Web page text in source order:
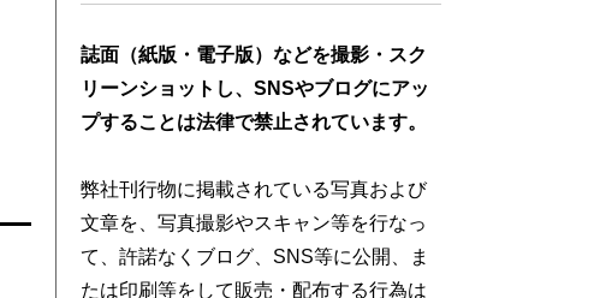
誌面（紙版・電子版）などを撮影・スク
リーンショットし、SNSやブログにアッ
プすることは法律で禁止されています。
弊社刊行物に掲載されている写真および
文章を、写真撮影やスキャン等を行なっ
て、許諾なくブログ、SNS等に公開、ま
たは印刷等をして販売・配布する行為は